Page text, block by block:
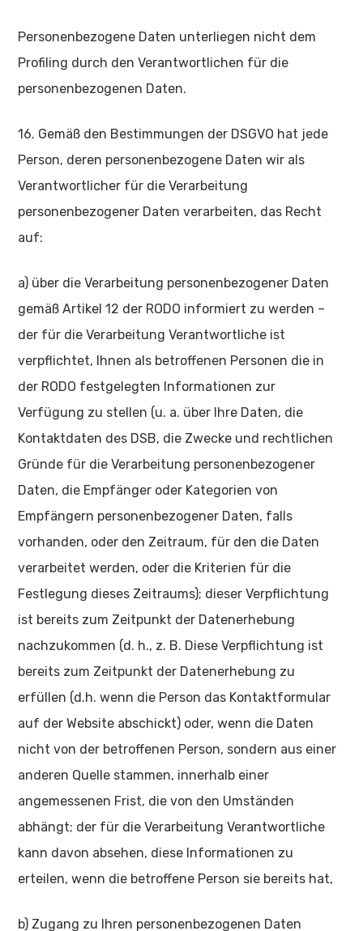
Personenbezogene Daten unterliegen nicht dem
Profiling durch den Verantwortlichen für die
personenbezogenen Daten.
16. Gemäß den Bestimmungen der DSGVO hat jede
Person, deren personenbezogene Daten wir als
Verantwortlicher für die Verarbeitung
personenbezogener Daten verarbeiten, das Recht
auf:
a) über die Verarbeitung personenbezogener Daten
gemäß Artikel 12 der RODO informiert zu werden –
der für die Verarbeitung Verantwortliche ist
verpflichtet, Ihnen als betroffenen Personen die in
der RODO festgelegten Informationen zur
Verfügung zu stellen (u. a. über Ihre Daten, die
Kontaktdaten des DSB, die Zwecke und rechtlichen
Gründe für die Verarbeitung personenbezogener
Daten, die Empfänger oder Kategorien von
Empfängern personenbezogener Daten, falls
vorhanden, oder den Zeitraum, für den die Daten
verarbeitet werden, oder die Kriterien für die
Festlegung dieses Zeitraums); dieser Verpflichtung
ist bereits zum Zeitpunkt der Datenerhebung
nachzukommen (d. h., z. B. Diese Verpflichtung ist
bereits zum Zeitpunkt der Datenerhebung zu
erfüllen (d.h. wenn die Person das Kontaktformular
auf der Website abschickt) oder, wenn die Daten
nicht von der betroffenen Person, sondern aus einer
anderen Quelle stammen, innerhalb einer
angemessenen Frist, die von den Umständen
abhängt; der für die Verarbeitung Verantwortliche
kann davon absehen, diese Informationen zu
erteilen, wenn die betroffene Person sie bereits hat,
b) Zugang zu Ihren personenbezogenen Daten